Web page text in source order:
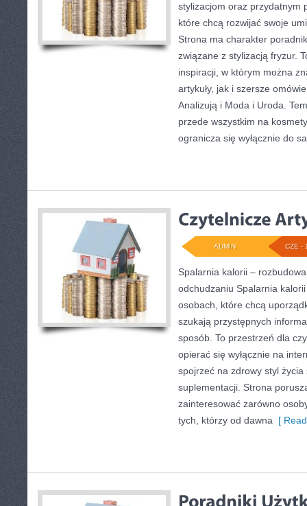
stylizacjom oraz przydatnym
które chcą rozwijać swoje
Strona ma charakter
związane z stylizacją fryzur.
inspiracji, w którym można
artykuły, jak i szersze
Analizują i Moda i Uroda.
przede wszystkim na
ogranicza się wyłącznie do
CZE -
ADMIN
Spalarnia kalorii –
odchudzaniu Spalarnia
osobach, które chcą
szukają przystępnych
sposób. To przestrzeń dla
opierać się wyłącznie na
spojrzeć na zdrowy styl
suplementacji. Strona
zainteresować zarówno
tych, którzy od dawna [